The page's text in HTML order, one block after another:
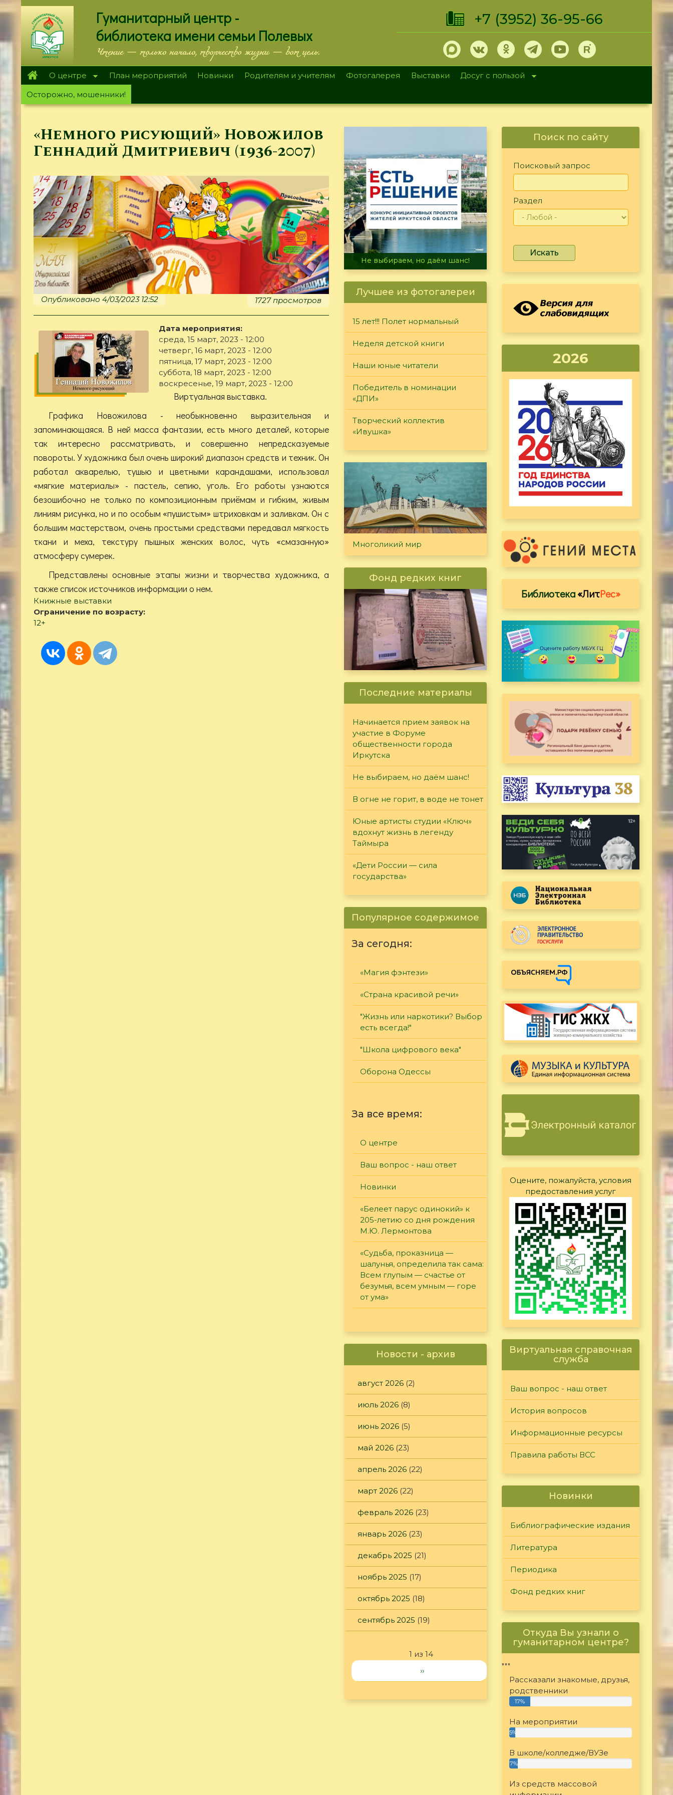
Перейти
к
основному
содержанию
Гуманитарный центр -
библиотека имени семьи Полевых
Чтение — только начало, творчество жизни — вот цель.
+7 (3952) 36-95-66
О центре План мероприятий Новинки Родителям и учителям Фотогалерея Выставки
Досуг с пользой
Осторожно, мошенники!
«Немного рисующий» Новожилов
Геннадий Дмитриевич (1936-2007)
Опубликовано 4/03/2023 12:52 1727 просмотров
Дата мероприятия:
среда, 15 март, 2023 - 12:00
четверг, 16 март, 2023 - 12:00
пятница, 17 март, 2023 - 12:00
суббота, 18 март, 2023 - 12:00
воскресенье, 19 март, 2023 - 12:00
Виртуальная выставка.
Графика Новожилова - необыкновенно выразительная и
запоминающаяся. В ней масса фантазии, есть много деталей, которые
так интересно рассматривать, и совершенно непредсказуемые
повороты. У художника был очень широкий диапазон средств и техник. Он
работал акварелью, тушью и цветными карандашами, использовал
«мягкие материалы» - пастель, сепию, уголь. Его работы узнаются
безошибочно не только по композиционным приёмам и гибким, живым
линиям рисунка, но и по особым «пушистым» штриховкам и заливкам. Он с
большим мастерством, очень простыми средствами передавал мягкость
ткани и меха, текстуру пышных женских волос, чуть «смазанную»
атмосферу сумерек.
Представлены основные этапы жизни и творчества художника, а
также список источников информации о нем.
Книжные выставки
Ограничение по возрасту:
12+
В огне не горит, в воде не тонет
Лучшее из фотогалереи
15 лет!!! Полет нормальный
Неделя детской книги
Наши юные читатели
Победитель в номинации
«ДПИ»
Творческий коллектив
«Ивушка»
Многоликий мир
Фонд редких книг
Последние материалы
Начинается прием заявок на
участие в Форуме
общественности города
Иркутска
Не выбираем, но даём шанс!
В огне не горит, в воде не тонет
Юные артисты студии «Ключ»
вдохнут жизнь в легенду
Таймыра
«Дети России — сила
государства»
Популярное содержимое
За сегодня:
«Магия фэнтези»
«Страна красивой речи»
"Жизнь или наркотики? Выбор
есть всегда!"
"Школа цифрового века"
Оборона Одессы
За все время:
О центре
Ваш вопрос - наш ответ
Новинки
«Белеет парус одинокий» к
205-летию со дня рождения
М.Ю. Лермонтова
«Судьба, проказница —
шалунья, определила так сама:
Всем глупым — счастье от
безумья, всем умным — горе
от ума»
Новости - архив
август 2026 (2)
июль 2026 (8)
июнь 2026 (5)
май 2026 (23)
апрель 2026 (22)
март 2026 (22)
февраль 2026 (23)
январь 2026 (23)
декабрь 2025 (21)
ноябрь 2025 (17)
октябрь 2025 (18)
сентябрь 2025 (19)
1 из 14
››
Поиск по сайту
Поисковый запрос
Раздел
Искать
2026
Библиотека«ЛитРес»
Оцените, пожалуйста, условия
предоставления услуг
Виртуальная справочная
служба
Ваш вопрос - наш ответ
История вопросов
Информационные ресурсы
Правила работы ВСС
Новинки
Библиографические издания
Литература
Периодика
Фонд редких книг
Откуда Вы узнали о
гуманитарном центре?
"""
Рассказали знакомые, друзья,
родственники
17%
На мероприятии
5%
В школе/колледже/ВУЗе
7%
Из средств массовой